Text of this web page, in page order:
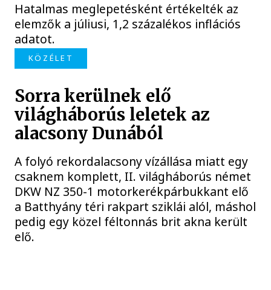
Hatalmas meglepetésként értékelték az
elemzők a júliusi, 1,2 százalékos inflációs
adatot.
KÖZÉLET
Sorra kerülnek elő
világháborús leletek az
alacsony Dunából
A folyó rekordalacsony vízállása miatt egy
csaknem komplett, II. világháborús német
DKW NZ 350-1 motorkerékpárbukkant elő
a Batthyány téri rakpart sziklái alól, máshol
pedig egy közel féltonnás brit akna került
elő.